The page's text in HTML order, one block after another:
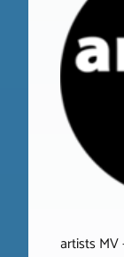
artists MV